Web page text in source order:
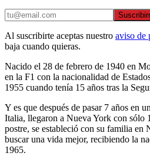
Al suscribirte aceptas nuestro aviso de
baja cuando quieras.
Nacido el 28 de febrero de 1940 en
en la F1 con la nacionalidad de
1955 cuando tenía 15 años tras la
Y es que después de pasar 7 años en
Italia, llegaron a Nueva York con sólo
postre, se estableció con su familia en
buscar una vida mejor, recibiendo la
1965.